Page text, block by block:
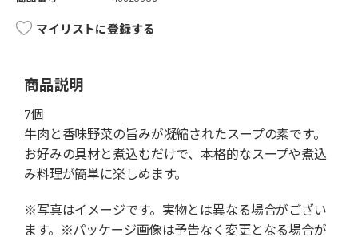
マイリストに登録する
商品説明
7個
牛肉と香味野菜の旨みが凝縮されたスープの素です。
お好みの具材と煮込むだけで、本格的なスープや煮込
み料理が簡単に楽しめます。
※写真はイメージです。実物とは異なる場合がござい
ます。※パッケージ画像は予告なく変更となる場合が